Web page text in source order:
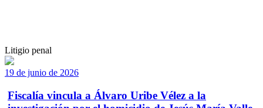
Litigio penal
19 de junio de 2026
Fiscalía vincula a Álvaro Uribe Vélez a la